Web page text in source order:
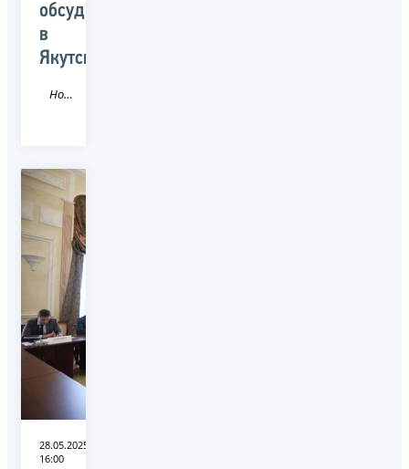
обсудили
в
Якутске
Новость
28.05.2025
16:00